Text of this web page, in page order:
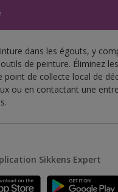
dans les égouts, y
de peinture. Éliminez
point de collecte local de
ou en contactant une
Sikkens Expert